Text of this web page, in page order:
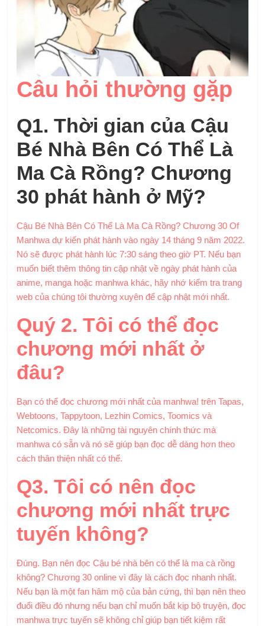
Câu hỏi thường gặp
Q1. Thời gian của Cậu
Bé Nhà Bên Có Thể Là
Ma Cà Rồng? Chương
30 phát hành ở Mỹ?
Cậu Bé Nhà Bên Có Thể Là Ma Cà Rồng? Chương 30 Of
Manhwa dự kiến ​​phát hành vào ngày 14 tháng 9 năm 2022.
Nó sẽ được phát hành lúc 7:30 sáng theo giờ PT. Nếu bạn
muốn biết thêm thông tin cập nhật về ngày phát hành của
anime, manga hoặc manhwa khác, hãy nhớ kiểm tra trang
web của chúng tôi thường xuyên để cập nhật mới nhất.
Quý 2. Tôi có thể đọc
chương mới nhất ở
đâu?
Bạn có thể đọc chương mới nhất của manhwa! trên Tapas,
Webtoons, Tappytoon, Lezhin Comics, Toomics và
Netcomics. Đây là những tài nguyên chính thức mà
manhwa có sẵn và nó sẽ giúp bạn đọc dễ dàng hơn theo
cách thân thiện nhất có thể.
Q3. Tôi có nên đọc
chương mới nhất trực
tuyến không?
Đúng. Bạn nên đọc Cậu bé nhà bên có thể là ma cà rồng
không? Chương 30 online vì đây là cách đọc nhanh nhất.
Nếu bạn là một fan hâm mộ của bản cứng, thì bạn nên theo
đuổi điều đó nhưng nếu bạn chỉ muốn bắt kịp bộ truyện, đọc
manhwa trực tuyến sẽ không chỉ giúp bạn tiết kiệm rất